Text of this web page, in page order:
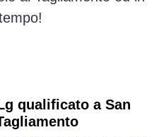
qualificato a San